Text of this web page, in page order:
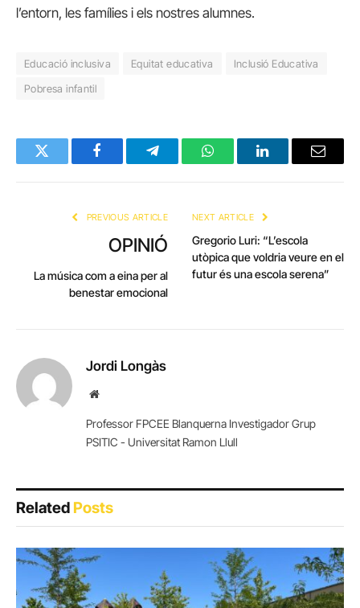
l’entorn, les famílies i els nostres alumnes.
Educació inclusiva Equitat educativa
Inclusió Educativa
Pobresa infantil
Twitter FacebookTelegramWhatsAppLinkedInEmail
PREVIOUS ARTICLE
OPINIÓ
La música com a eina per al
benestar emocional
NEXT ARTICLE
Gregorio Luri: “L’escola
utòpica que voldria veure en el
futur és una escola serena”
Jordi Longàs
Website
Professor FPCEE Blanquerna Investigador Grup
PSITIC - Universitat Ramon Llull
RelatedPosts